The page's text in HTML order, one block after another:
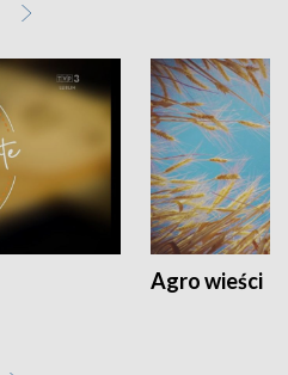
Agro wieści